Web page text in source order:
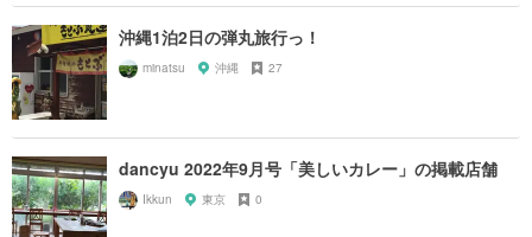
沖縄1泊2日の弾丸旅行っ！
minatsu 沖縄 27
dancyu 2022年9月号「美しいカレー」の掲載店舗
Ikkun 東京 0